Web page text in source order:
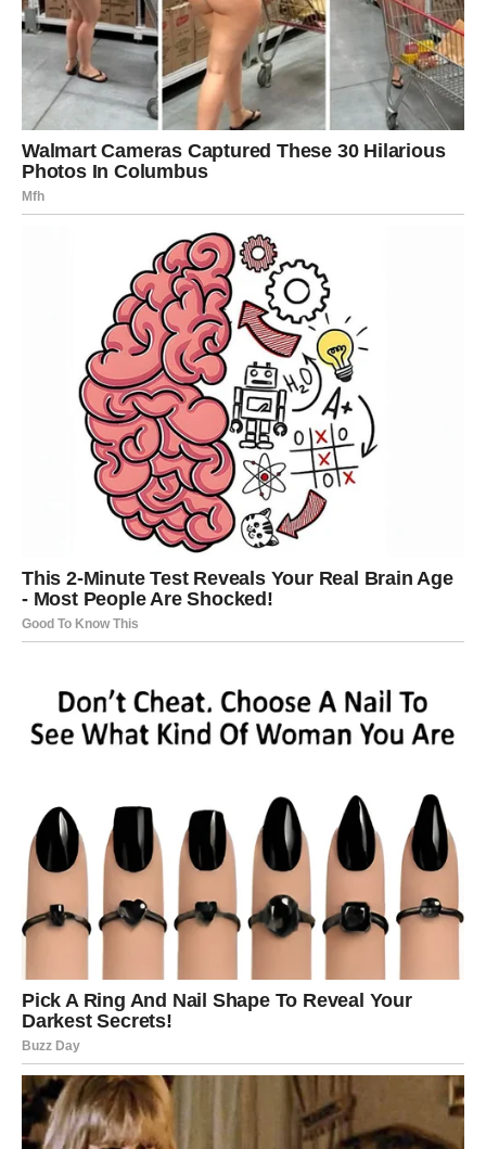
VAGA
Vage ulaze u veoma emotivan i sudbinski period.
Jedna osoba sada potpuno mijenja vaš pogled na ljubav i
budućnost.
Srce vam više ne može bježati od
osjećaja
Pred vama su trenuci koje ćete dugo pamtiti.
ŠKORPIJA
Pred vama je veoma snažna i strastvena energija.
Jedna osoba sada budi emocije koje više ne možete
Bit ćete suočeni sa osjećajima
Pred vama su veoma intenzivni trenuci.
Nova energija donosi vam mnogo spontanih događaja i
pozitivnih iznenađenja.
Jedna prilika sada vam može potpuno promijeniti
Sreća dolazi onda kada je
najmanje očekujete
Pred vama su veoma uzbudljivi trenuci.